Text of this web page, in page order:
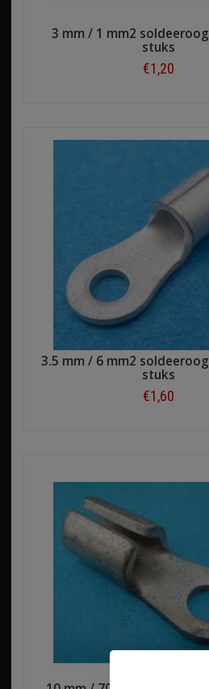
3 mm / 1 mm2
stuks
€1,20
3.5 mm / 6 mm2
stuks
€1,60